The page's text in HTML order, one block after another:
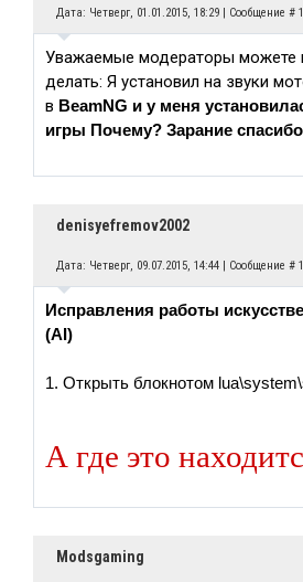
Дата: Четверг, 01.01.2015, 18:29 | Сообщение #
Уважаемые модераторы можете
делать: Я установил на звуки
в BeamNG и у меня
игры Почему? Зарание
denisyefremov2002
Дата: Четверг, 09.07.2015, 14:44 | Сообщение #
Исправления работы
(AI)
1. Открыть блокнотом
А где это
Modsgaming